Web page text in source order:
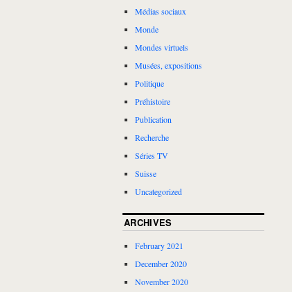
Médias sociaux
Monde
Mondes virtuels
Musées, expositions
Politique
Préhistoire
Publication
Recherche
Séries TV
Suisse
Uncategorized
ARCHIVES
February 2021
December 2020
November 2020